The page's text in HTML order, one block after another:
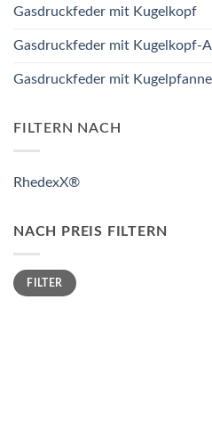
Gasdruckfeder mit Kugelkopf
Gasdruckfeder mit Kugelkopf-
Gasdruckfeder mit Kugelpfanne
FILTERN NACH
RhedexX®
NACH PREIS FILTERN
Min.
Preis
Max.
PreisFILTER